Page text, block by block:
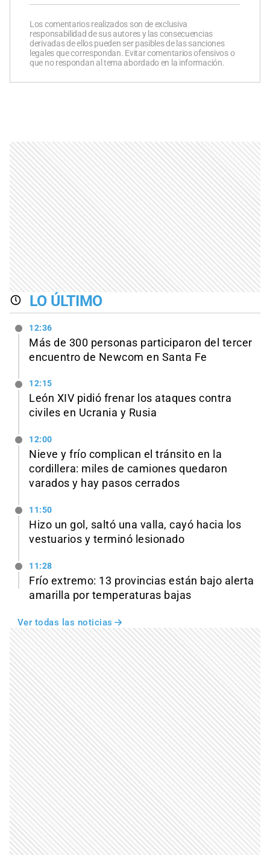
Los comentarios realizados son de exclusiva
responsabilidad de sus autores y las consecuencias
derivadas de ellos pueden ser pasibles de las sanciones
legales que correspondan. Evitar comentarios ofensivos o
que no respondan al tema abordado en la información.
LO ÚLTIMO
12:36
Más de 300 personas participaron del tercer
encuentro de Newcom en Santa Fe
12:15
León XIV pidió frenar los ataques contra
civiles en Ucrania y Rusia
12:00
Nieve y frío complican el tránsito en la
cordillera: miles de camiones quedaron
varados y hay pasos cerrados
11:50
Hizo un gol, saltó una valla, cayó hacia los
vestuarios y terminó lesionado
11:28
Frío extremo: 13 provincias están bajo alerta
amarilla por temperaturas bajas
Ver todas las noticias